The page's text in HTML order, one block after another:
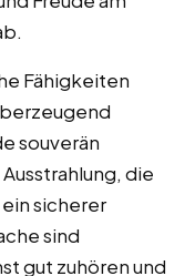
Fähigkeiten
souverän
die
sicherer
sind
gut zuhören und